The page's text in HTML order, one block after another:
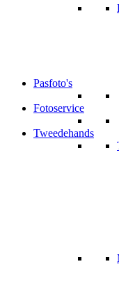
Pasfoto's
Fotoservice
Tweedehands